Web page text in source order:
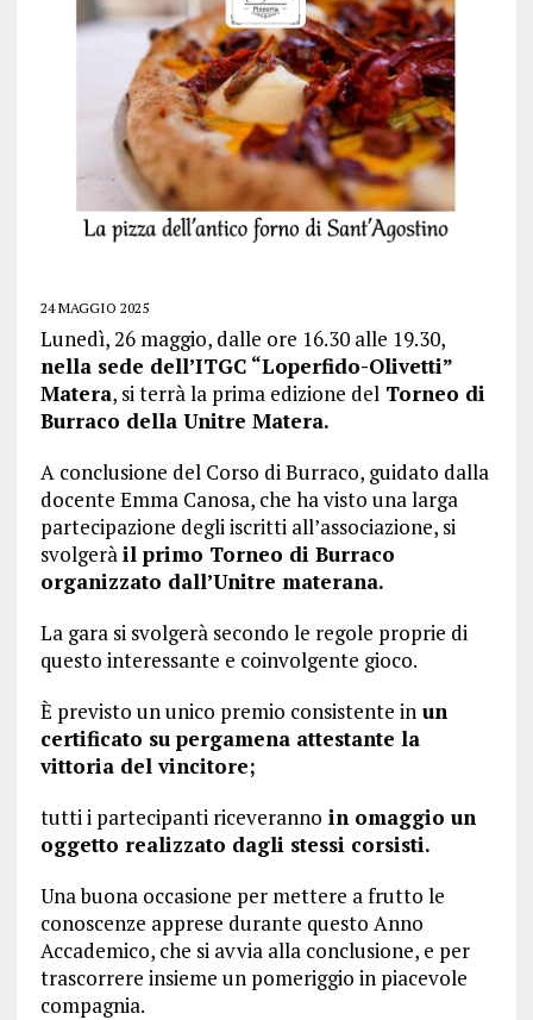
24 MAGGIO 2025
Lunedì, 26 maggio, dalle ore 16.30 alle 19.30,
nella sede dell’ITGC “Loperfido-Olivetti”
Matera, si terrà la prima edizione delTorneo di
Burraco della Unitre Matera.
A conclusione del Corso di Burraco, guidato dalla
docente Emma Canosa, che ha visto una larga
partecipazione degli iscritti all’associazione, si
svolgeràil primo Torneo di Burraco
organizzato dall’Unitre materana.
La gara si svolgerà secondo le regole proprie di
questo interessante e coinvolgente gioco.
È previsto un unico premio consistente inun
certificato su pergamena attestante la
vittoria del vincitore;
tutti i partecipanti riceveranno in omaggio un
oggetto realizzato dagli stessi corsisti.
Una buona occasione per mettere a frutto le
conoscenze apprese durante questo Anno
Accademico, che si avvia alla conclusione, e per
trascorrere insieme un pomeriggio in piacevole
compagnia.